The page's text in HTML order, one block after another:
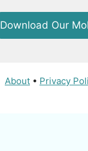
Download Our
About • Privacy